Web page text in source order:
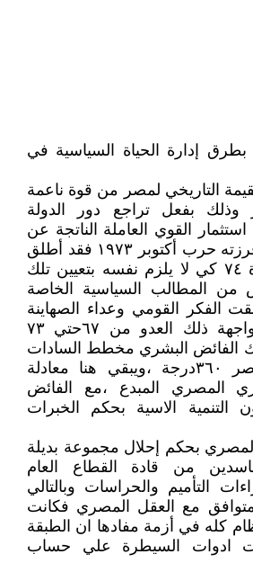
بطرق إدارة الحياة السياسية في
التاريخي لمصر من قوة ناعمة
وذلك بفعل تراجع دور الدولة
القوي العاملة الناتجة عن
التحدي التقني الذي افرزته حرب أكتوبر ١٩٧٣ فقد أطلق
السادات حرية الهجرة ٧٤ كي لا يلزم نفسه بتعيين تلك
من المطالب السياسية الخاصة
الفكر القومي وعداء الصهاينة
بحكم بقاءهم في مواجهة ذلك العدو من ٦٧حتي ٧٣
الفائض البشري مخطط السادات
في تحويل مسار مصر ٣٦٠درجة ،ويبقي هنا معادلة
المصري المبدع ،مع الفائض
التنمية الاسية بحكم الخبرات
المصري بحكم إحلال مجموعة بديلة
من قادة القطاع العام
التأميم والحراسات وبالتالي
مع العقل المصري فكانت
النظام كله في أزمة مفادها ان الطبقة
ادوات السيطرة علي حساب